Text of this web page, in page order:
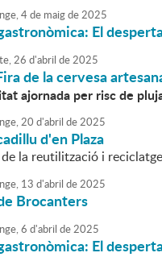
4de maigde2025
El
26 d'abril de2025
de la cervesa
ajornada per risc de
20 d'abril de2025
d'en Plaza
de la reutilització i reciclatge
13 d'abril de2025
Brocanters
6 d'abril de2025
El